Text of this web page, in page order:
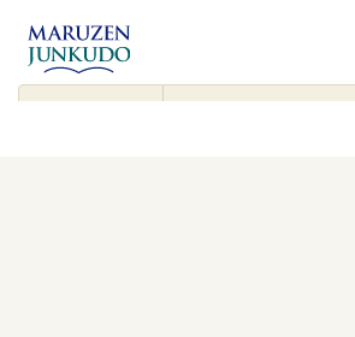
コンテンツ
に進む
▾